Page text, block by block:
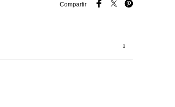
Compartir